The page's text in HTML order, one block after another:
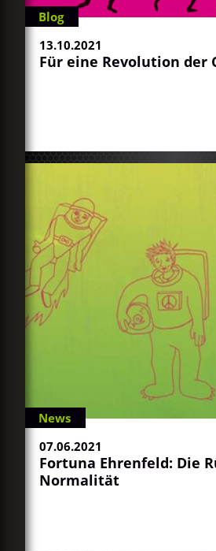
Blog
13.10.2021
Für eine Revolution der
News
07.06.2021
Fortuna Ehrenfeld: Die
Normalität